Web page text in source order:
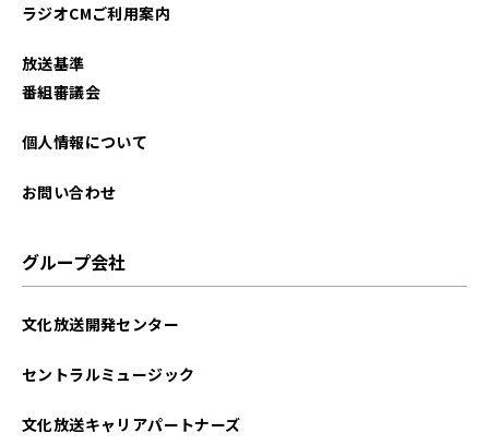
2023年05月
2023年02月
ラジオCMご利用案内
放送基準
番組審議会
個人情報について
お問い合わせ
グループ会社
文化放送開発センター
セントラルミュージック
文化放送キャリアパートナーズ